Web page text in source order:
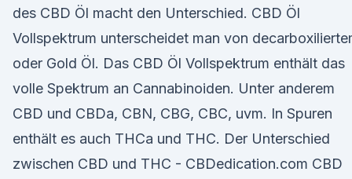
des CBD Öl macht den Unterschied. CBD Öl
Vollspektrum unterscheidet man von
oder Gold Öl. Das CBD Öl Vollspektrum enthält das
volle Spektrum an Cannabinoiden. Unter anderem
CBD und CBDa, CBN, CBG, CBC, uvm. In Spuren
enthält es auch THCa und THC. Der Unterschied
zwischen CBD und THC - CBDedication.com CBD